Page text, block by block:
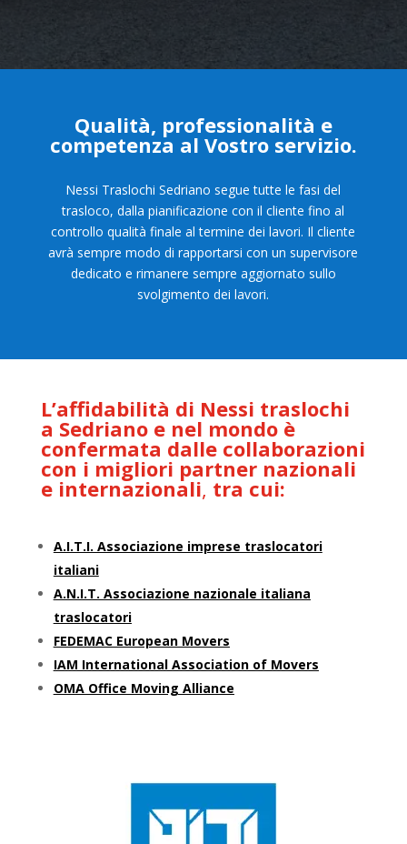
Qualità, professionalità e
competenza al Vostro servizio.
Nessi Traslochi Sedriano segue tutte le fasi del
trasloco, dalla pianificazione con il cliente fino al
controllo qualità finale al termine dei lavori. Il cliente
avrà sempre modo di rapportarsi con un supervisore
dedicato e rimanere sempre aggiornato sullo
svolgimento dei lavori.
L’affidabilità di Nessi traslochi
a Sedriano e nel mondo è
confermata dalle collaborazioni
con i migliori partner nazionali
e internazionali, tra cui:
A.I.T.I. Associazione imprese traslocatori
italiani
A.N.I.T. Associazione nazionale italiana
traslocatori
FEDEMAC European Movers
IAM International Association of Movers
OMA Office Moving Alliance